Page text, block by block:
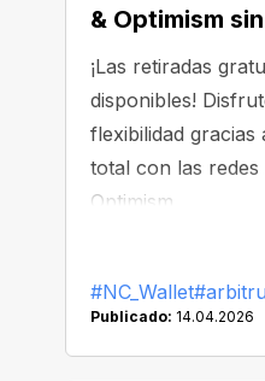
& Optimism
¡Las retiradas
disponibles!
flexibilidad gracias
total con las
Optimism.
#NC_Wallet
Publicado: 14.04.2026